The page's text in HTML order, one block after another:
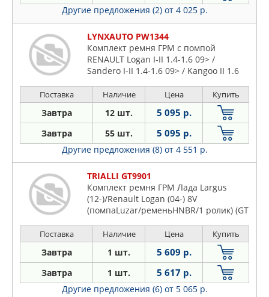
Другие предложения (2) от 4 025 р.
LYNXAUTO PW1344
Комплект ремня ГРМ с помпой
RENAULT Logan I-II 1.4-1.6 09> /
Sandero I-II 1.4-1.6 09> / Kangoo II 1.6
Поставка Наличие Цена Купить
Завтра 12 шт. 5 095 р.
Завтра 55 шт. 5 095 р.
Другие предложения (8) от 4 551 р.
TRIALLI GT9901
Комплект ремня ГРМ Лада Largus
(12-)/Renault Logan (04-) 8V
(помпаLuzar/ременьHNBR/1 ролик) (GT
Поставка Наличие Цена Купить
Завтра 1 шт. 5 609 р.
Завтра 1 шт. 5 617 р.
Другие предложения (6) от 5 065 р.